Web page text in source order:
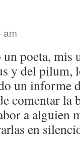
am
poeta, mis
y del pilum,
un informe
comentar la
a alguien
en